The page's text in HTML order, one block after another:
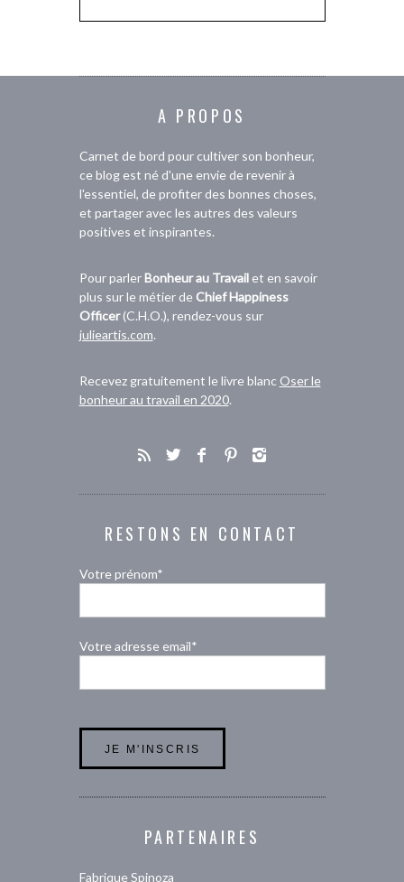
A PROPOS
Carnet de bord pour cultiver son bonheur,
ce blog est né d'une envie de revenir à
l'essentiel, de profiter des bonnes choses,
et partager avec les autres des valeurs
positives et inspirantes.
Pour parlerBonheur au Travailet en savoir
plus sur le métier deChief Happiness
Officer(C.H.O.), rendez-vous sur
julieartis.com.
Recevez gratuitement le livre blanc Oser le
bonheur au travail en 2020.
RESTONS EN CONTACT
Votre prénom*
Votre adresse email*
PARTENAIRES
Fabrique Spinoza